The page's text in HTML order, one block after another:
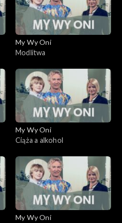
My Wy Oni
Modlitwa
My Wy Oni
Ciąża a alkohol
My Wy Oni